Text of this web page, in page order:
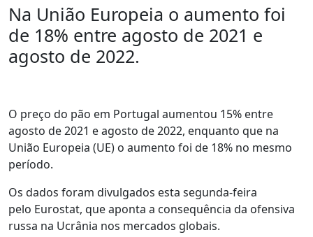
Na União Europeia o aumento foi
de 18% entre agosto de 2021 e
agosto de 2022.
O preço do pão em Portugal aumentou 15% entre
agosto de 2021 e agosto de 2022, enquanto que na
União Europeia (UE) o aumento foi de 18% no mesmo
período.
Os dados foram divulgados esta segunda-feira
pelo Eurostat, que aponta a consequência da ofensiva
russa na Ucrânia nos mercados globais.